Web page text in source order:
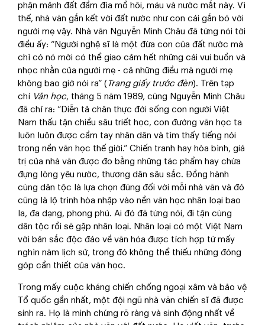
phận mảnh đất đầm đìa mồ hôi, máu và nước mắt này. Vì
thế, nhà văn gắn kết với đất nước như con cái gắn bó với
người mẹ vậy. Nhà văn Nguyễn Minh Châu đã từng nói tới
điều ấy: “Người nghệ sĩ là một đứa con của đất nước mà
chỉ có nó mới có thể giao cảm hết những cái vui buồn và
nhọc nhằn của người mẹ - cả những điều mà người mẹ
không bao giờ nói ra” ( Trang giấy trước đèn). Trên tạp
chí Văn học, tháng 5 năm 1989, cũng Nguyễn Minh Châu
đã chỉ ra: “Diễn tả chân thực đời sống con người Việt
Nam thấu tận chiều sâu triết học, con đường văn học ta
luôn luôn được cầm tay nhân dân và tìm thấy tiếng nói
trong nền văn học thế giới.” Chiến tranh hay hòa bình, giá
trị của nhà văn được đo bằng những tác phẩm hay chứa
đựng lòng yêu nước, thương dân sâu sắc. Đồng hành
cùng dân tộc là lựa chọn đúng đối với mỗi nhà văn và đó
cũng là lộ trình hòa nhập vào nền văn học nhân loại bao
la, đa dạng, phong phú. Ai đó đã từng nói, đi tận cùng
dân tộc rồi sẽ gặp nhân loại. Nhân loại có một Việt Nam
với bản sắc độc đáo về văn hóa được tích hợp từ mấy
nghìn năm lịch sử, trong đó không thể thiếu những đóng
góp cần thiết của văn học.
Trong mấy cuộc kháng chiến chống ngoại xâm và bảo vệ
Tổ quốc gần nhất, một đội ngũ nhà văn chiến sĩ đã được
sinh ra. Họ là minh chứng rõ ràng và sinh động nhất về